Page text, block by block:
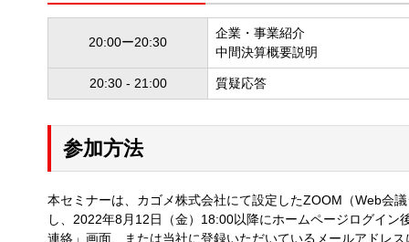
20:00ー20:30
企業・事業紹介
中間決算概要説明
20:30 - 21:00 質疑応答
参加方法
本セミナーは、カゴメ株式会社にて設定したZOOM（Web会
し、2022年8月12日（金）18:00以降にホームページログイ
連絡」画面、または当社に登録いただいているメールアドレ